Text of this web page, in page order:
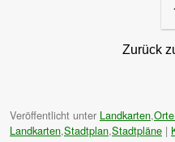
Zurück
Veröffentlicht unter Landkarten,
Landkarten,Stadtplan,Stadtpläne |